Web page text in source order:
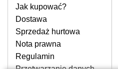
rozbity lub pęknięty
pojawiające się
ekran, migotanie lub
jasność ekranu.
Jak kupować?
Dostawa
Sprzedaż hurtowa
Nota prawna
Regulamin